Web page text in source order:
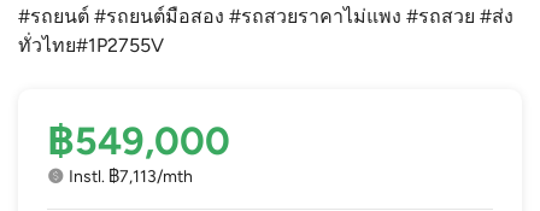
#รถยนต์ #รถยนต์มือสอง #รถสวยราคาไม่แพง #รถสวย #ส่ง
ทั่วไทย#1P2755V
฿549,000
Instl. ฿7,113/mth